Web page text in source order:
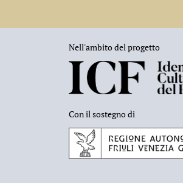
Nell'ambito del progetto
Con il sostegno di